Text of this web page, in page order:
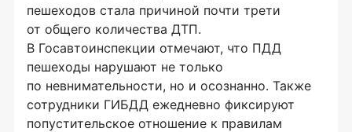
пешеходов стала причиной почти трети
от общего количества ДТП.
В Госавтоинспекции отмечают, что ПДД
пешеходы нарушают не только
по невнимательности, но и осознанно. Также
сотрудники ГИБДД ежедневно фиксируют
попустительское отношение к правилам